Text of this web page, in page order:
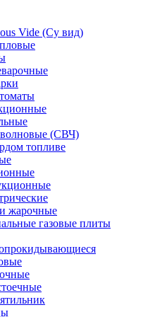
Vide (Су вид)
(СВЧ)
топливе
жарочные
газовые плиты